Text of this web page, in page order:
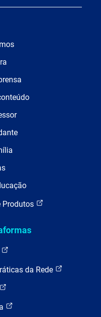
Produtos
da Rede